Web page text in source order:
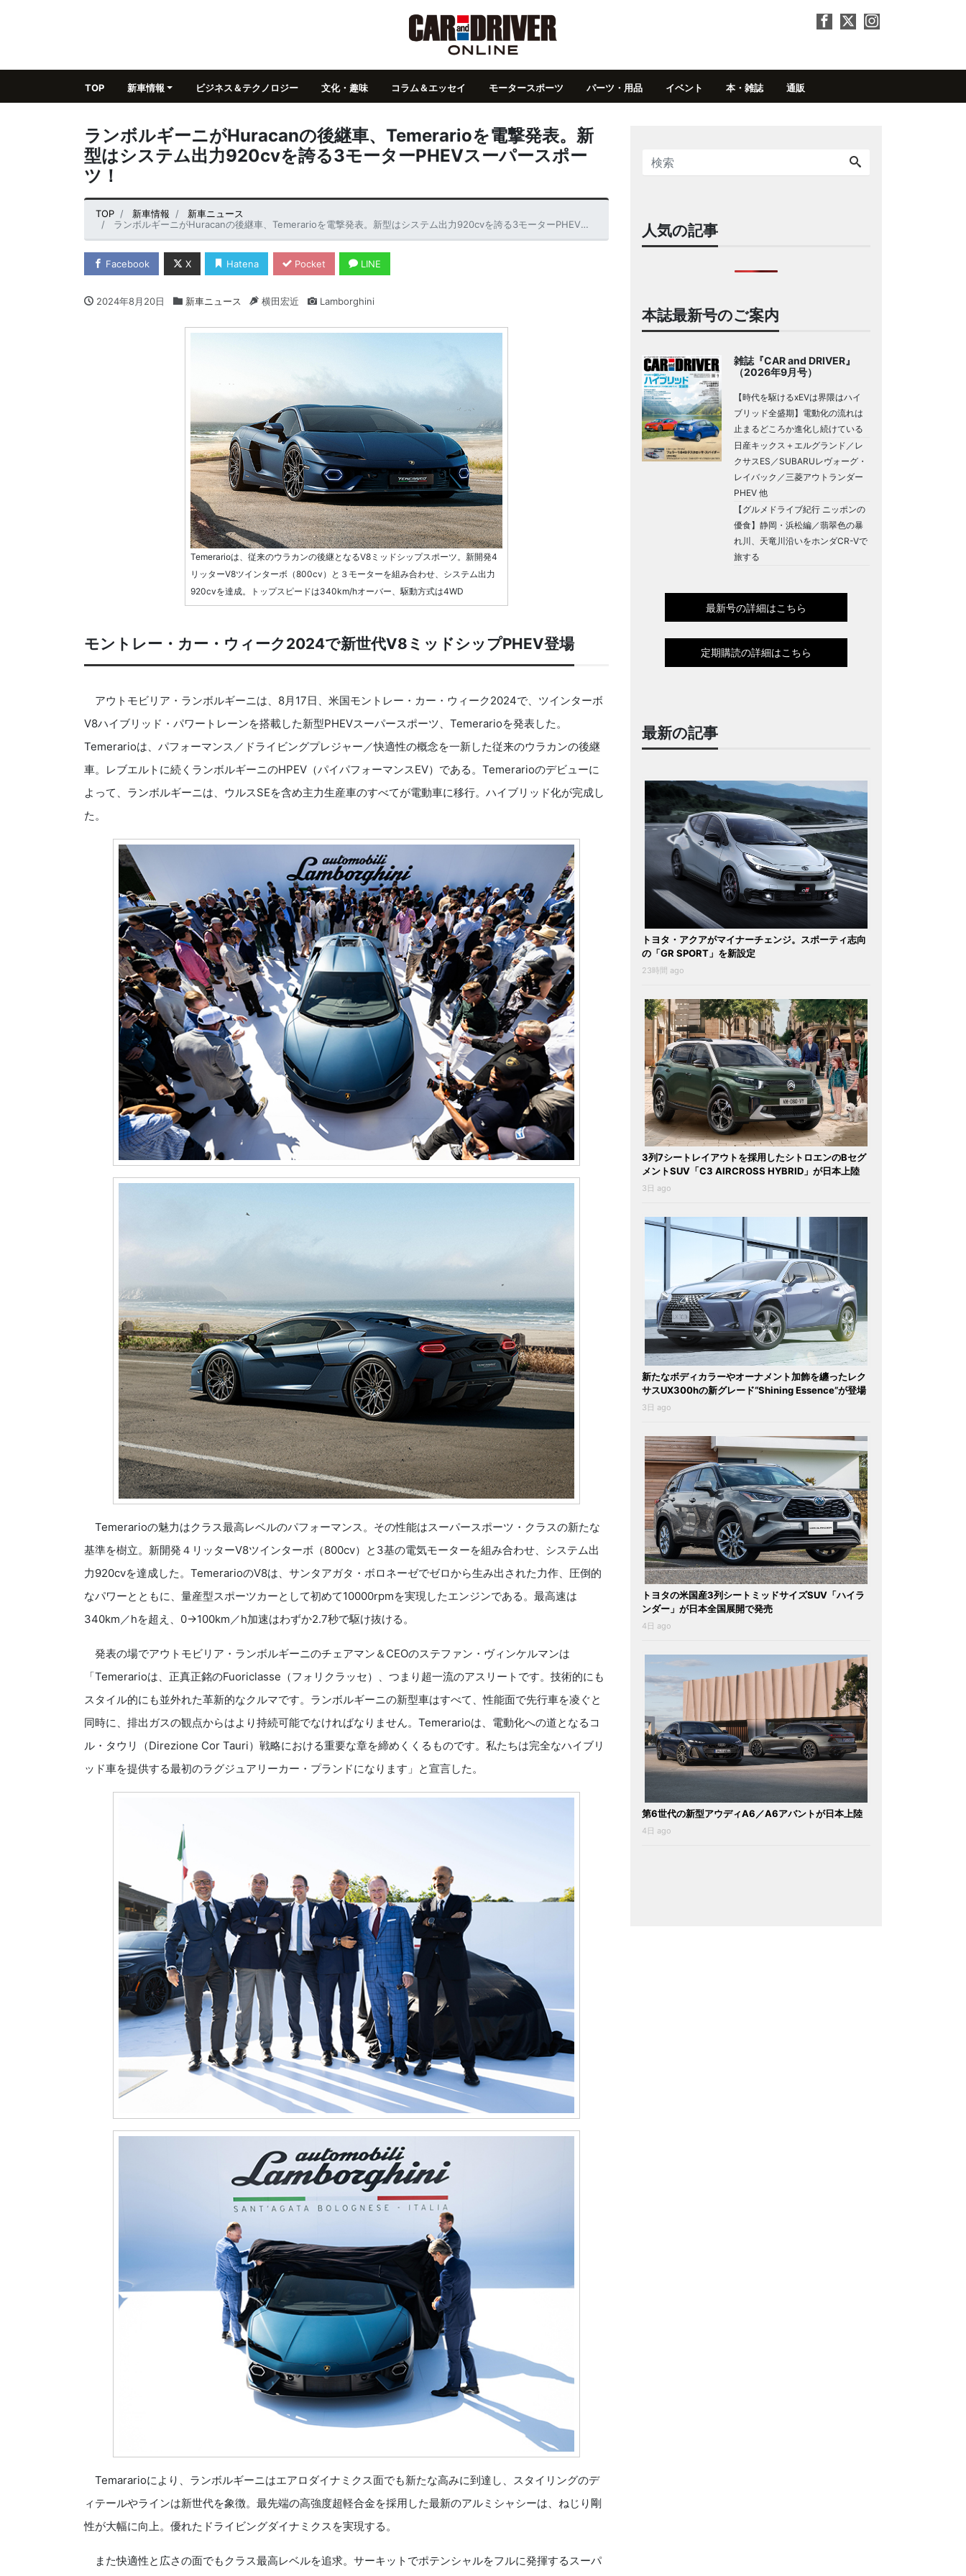
TOP 新車情報 ビジネス＆テクノロジー 文化・趣味 コラム＆エッセイ モータースポーツ パーツ・用品 イベント 本・雑誌 通販
ランボルギーニがHuracanの後継車、Temerarioを電撃発表。新
型はシステム出力920cvを誇る3モーターPHEVスーパースポー
ツ！
TOP 新車情報
新車ニュース
ランボルギーニがHuracanの後継車、Temerarioを電撃発表。新型はシステム出力920cvを誇る3モーターPHEVスーパースポーツ！
Facebook X Hatena Pocket LINE
2024年8月20日 新車ニュース 横田宏近 Lamborghini
Temerarioは、従来のウラカンの後継となるV8ミッドシップスポーツ。新開発4
リッターV8ツインターボ（800cv）と３モーターを組み合わせ、システム出力
920cvを達成。トップスピードは340km/hオーバー、駆動方式は4WD
モントレー・カー・ウィーク2024で新世代V8ミッドシップPHEV登場
アウトモビリア・ランボルギーニは、8月17日、米国モントレー・カー・ウィーク2024で、ツインターボ
V8ハイブリッド・パワートレーンを搭載した新型PHEVスーパースポーツ、Temerarioを発表した。
Temerarioは、パフォーマンス／ドライビングプレジャー／快適性の概念を一新した従来のウラカンの後継
車。レブエルトに続くランボルギーニのHPEV（パイパフォーマンスEV）である。Temerarioのデビューに
よって、ランボルギーニは、ウルスSEを含め主力生産車のすべてが電動車に移行。ハイブリッド化が完成し
た。
Temerarioの魅力はクラス最高レベルのパフォーマンス。その性能はスーパースポーツ・クラスの新たな
基準を樹立。新開発４リッターV8ツインターボ（800cv）と3基の電気モーターを組み合わせ、システム出
力920cvを達成した。TemerarioのV8は、サンタアガタ・ボロネーゼでゼロから生み出された力作、圧倒的
なパワーとともに、量産型スポーツカーとして初めて10000rpmを実現したエンジンである。最高速は
340km／hを超え、0→100km／h加速はわずか2.7秒で駆け抜ける。
発表の場でアウトモビリア・ランボルギーニのチェアマン＆CEOのステファン・ヴィンケルマンは
「Temerarioは、正真正銘のFuoriclasse（フォリクラッセ）、つまり超一流のアスリートです。技術的にも
スタイル的にも並外れた革新的なクルマです。ランボルギーニの新型車はすべて、性能面で先行車を凌ぐと
同時に、排出ガスの観点からはより持続可能でなければなりません。Temerarioは、電動化への道となるコ
ル・タウリ（Direzione Cor Tauri）戦略における重要な章を締めくくるものです。私たちは完全なハイブリ
ッド車を提供する最初のラグジュアリーカー・プランドになります」と宣言した。
Temararioにより、ランボルギーニはエアロダイナミクス面でも新たな高みに到達し、スタイリングのデ
ィテールやラインは新世代を象徴。最先端の高強度超軽合金を採用した最新のアルミシャシーは、ねじり剛
性が大幅に向上。優れたドライビングダイナミクスを実現する。
また快適性と広さの面でもクラス最高レベルを追求。サーキットでポテンシャルをフルに発揮するスーパ
人気の記事
本誌最新号のご案内
雑誌『CAR and DRIVER』
（2026年9月号）
【時代を駆けるxEVは界隈はハイ
ブリッド全盛期】電動化の流れは
止まるどころか進化し続けている
日産キックス＋エルグランド／レ
クサスES／SUBARUレヴォーグ・
レイバック／三菱アウトランダー
PHEV 他
【グルメドライブ紀行 ニッポンの
優食】静岡・浜松編／翡翠色の暴
れ川、天竜川沿いをホンダCR-Vで
旅する
最新号の詳細はこちら
定期購読の詳細はこちら
最新の記事
トヨタ・アクアがマイナーチェンジ。スポーティ志向
の「GR SPORT」を新設定
23時間 ago
3列7シートレイアウトを採用したシトロエンのBセグ
メントSUV「C3 AIRCROSS HYBRID」が日本上陸
3日 ago
新たなボディカラーやオーナメント加飾を纏ったレク
サスUX300hの新グレード“Shining Essence”が登場
3日 ago
トヨタの米国産3列シートミッドサイズSUV「ハイラ
ンダー」が日本全国展開で発売
4日 ago
第6世代の新型アウディA6／A6アバントが日本上陸
4日 ago